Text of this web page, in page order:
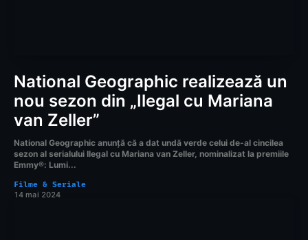
National Geographic realizează un
nou sezon din „Ilegal cu Mariana
van Zeller”
National Geographic anunță că a dat undă verde celui de-al cincilea
sezon al serialului Ilegal cu Mariana van Zeller, nominalizat la premiile
Emmy®: Lumi...
Filme & Seriale
14 mai 2024